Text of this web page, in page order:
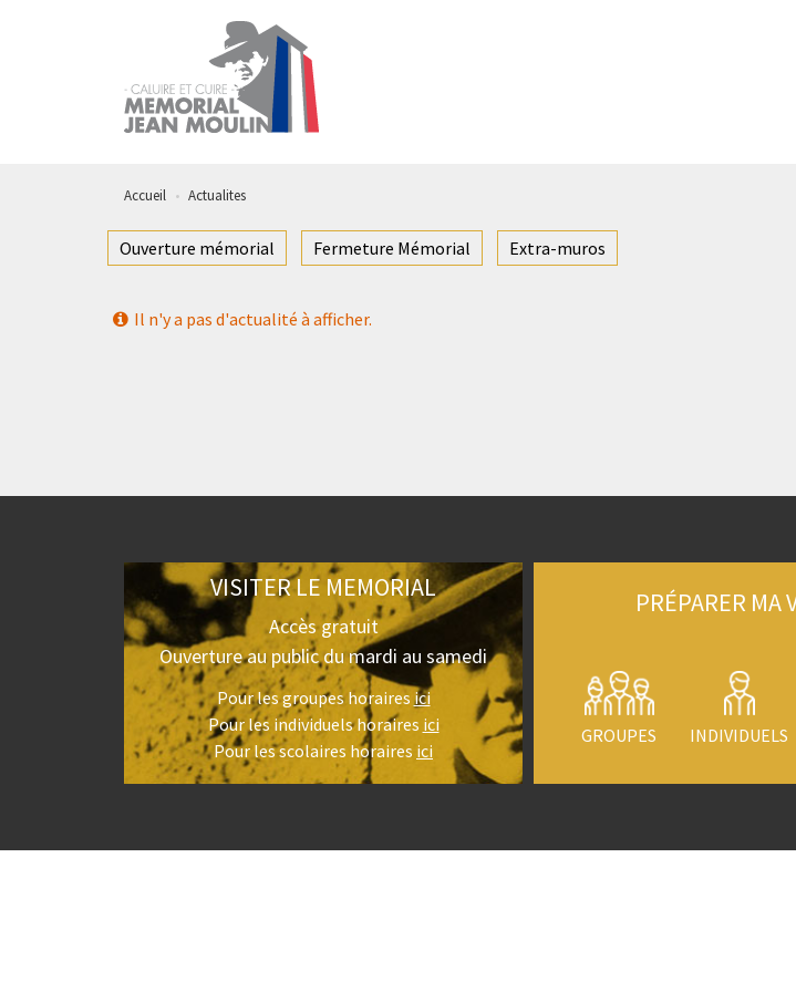
Accueil Actualites
Ouverture mémorial Fermeture Mémorial Extra-muros
Il n'y a pas d'actualité à afficher.
VISITER LE MEMORIAL
Accès gratuit
Ouverture au public du mardi au samedi
Pour les groupes horaires ici
Pour les individuels horaires ici
Pour les scolaires horaires ici
PRÉPARER MA
GROUPES INDIVIDUELS